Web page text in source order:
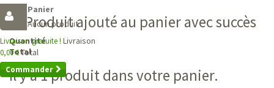
Panier
Aucun produit
Livraison gratuite ! Livraison
0,00 €Total
Commander
Produit ajouté au panier avec succès
Quantité
Total
Il y a 1 produit dans votre panier.